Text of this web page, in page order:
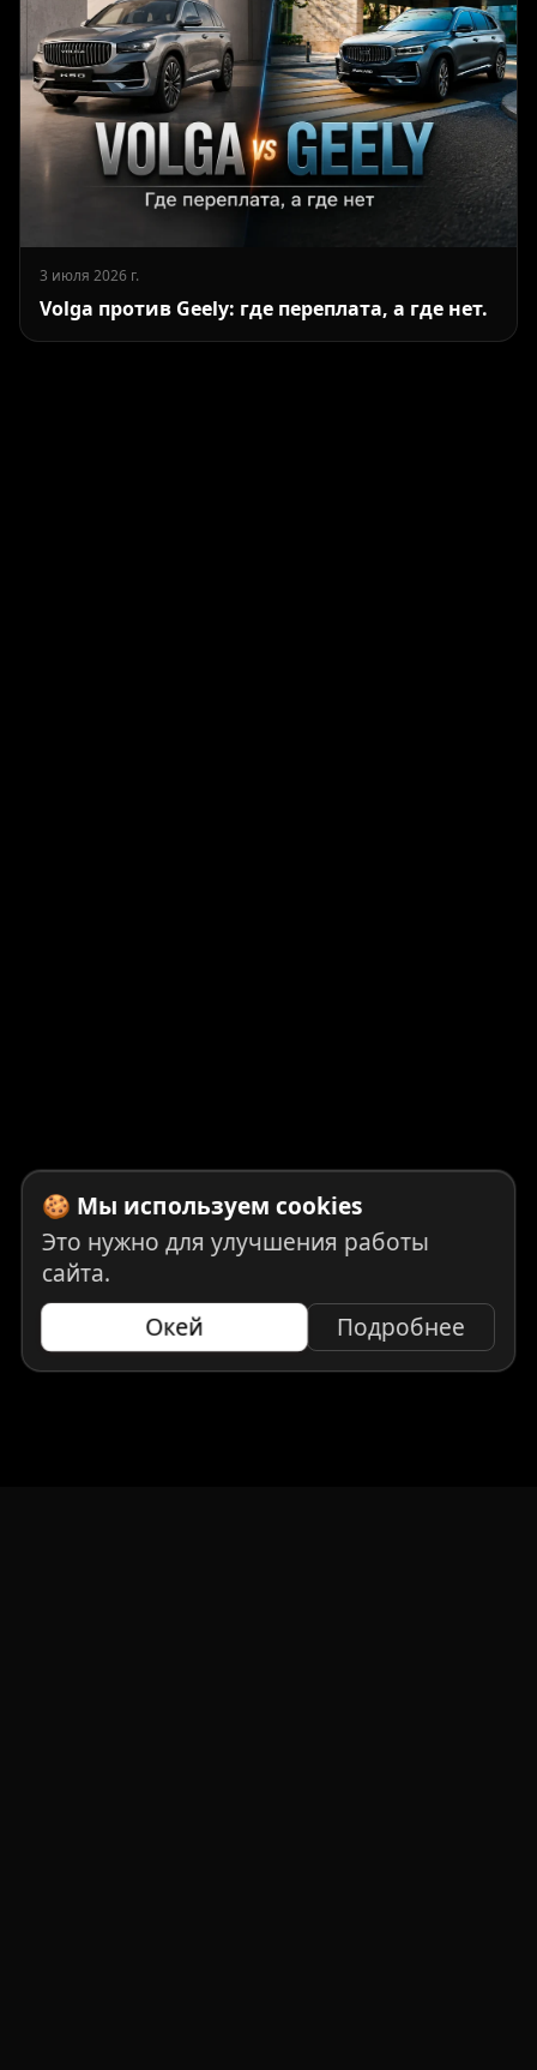
3 июля 2026 г.
Volga против Geely: где переплата, а где нет.
🍪 Мы используем cookies
Это нужно для улучшения работы
сайта.
Окей Подробнее